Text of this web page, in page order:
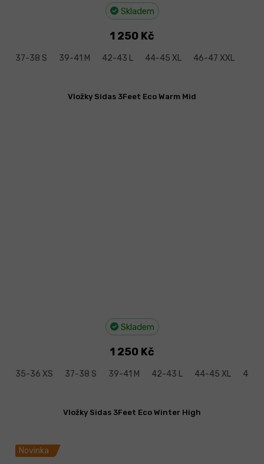
Skladem
1 250 Kč
37-38 S 39-41 M 42-43 L 44-45 XL 46-47 XXL
Vložky Sidas 3Feet Eco Warm Mid
Skladem
1 250 Kč
35-36 XS 37-38 S 39-41 M 42-43 L 44-45 XL 46-
Novinka
Vložky Sidas 3Feet Eco Winter High